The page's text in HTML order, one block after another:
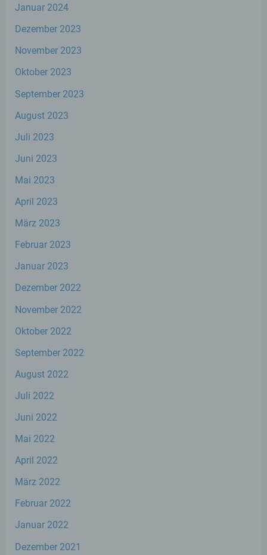
Januar 2024
Dezember 2023
November 2023
Oktober 2023
September 2023
August 2023
Juli 2023
Juni 2023
Mai 2023
April 2023
März 2023
Februar 2023
Januar 2023
Dezember 2022
November 2022
Oktober 2022
September 2022
August 2022
Juli 2022
Juni 2022
Mai 2022
April 2022
März 2022
Februar 2022
Januar 2022
Dezember 2021
Verarbeitung Verantwortlicher
Verantwortlicher ist die natürliche oder
oder andere Stelle, die allein oder
und Mittel der Verarbeitung von
Sind die Zwecke und Mittel dieser
so kann der Verantwortliche
beziehungsweise können die bestimmten
Mitgliedstaaten vorgesehen werden.
h) Auftragsverarbeiter
Auftragsverarbeiter ist eine natürliche oder
oder andere Stelle, die personenbezogene
verarbeitet.
i) Empfänger
Empfänger ist eine natürliche oder
Daten offengelegt werden, unabhängig
Untersuchungsauftrags nach dem
Mitgliedstaaten möglicherweise
jedoch nicht als Empfänger.
j) Dritter